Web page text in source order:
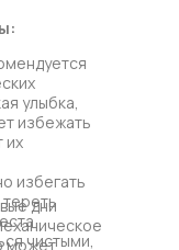
улыбка,
избежать
их
избегать
чистыми,
дни
может